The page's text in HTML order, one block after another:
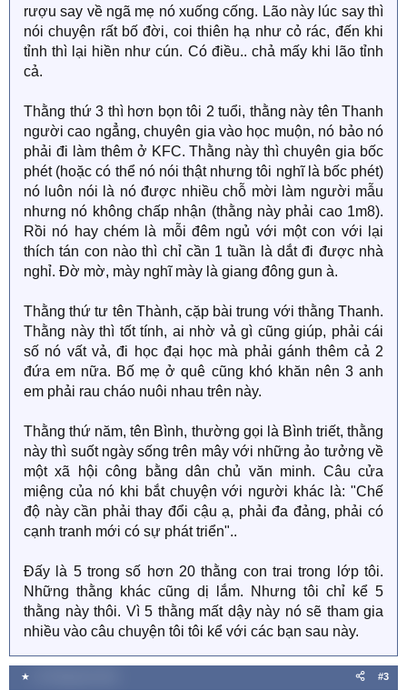
rượu say về ngã mẹ nó xuống cống. Lão này lúc say thì
nói chuyện rất bố đời, coi thiên hạ như cỏ rác, đến khi
tỉnh thì lại hiền như cún. Có điều.. chả mấy khi lão tỉnh
cả.
Thằng thứ 3 thì hơn bọn tôi 2 tuổi, thằng này tên Thanh
người cao ngẳng, chuyên gia vào học muộn, nó bảo nó
phải đi làm thêm ở KFC. Thằng này thì chuyên gia bốc
phét (hoặc có thể nó nói thật nhưng tôi nghĩ là bốc phét)
nó luôn nói là nó được nhiều chỗ mời làm người mẫu
nhưng nó không chấp nhận (thằng này phải cao 1m8).
Rồi nó hay chém là mỗi đêm ngủ với một con với lại
thích tán con nào thì chỉ cần 1 tuần là dắt đi được nhà
nghỉ. Đờ mờ, mày nghĩ mày là giang đông gun à.
Thằng thứ tư tên Thành, cặp bài trung với thằng Thanh.
Thằng này thì tốt tính, ai nhờ vả gì cũng giúp, phải cái
số nó vất vả, đi học đại học mà phải gánh thêm cả 2
đứa em nữa. Bố mẹ ở quê cũng khó khăn nên 3 anh
em phải rau cháo nuôi nhau trên này.
Thằng thứ năm, tên Bình, thường gọi là Bình triết, thằng
này thì suốt ngày sống trên mây với những ảo tưởng về
một xã hội công bằng dân chủ văn minh. Câu cửa
miệng của nó khi bắt chuyện với người khác là: "Chế
độ này cần phải thay đổi cậu ạ, phải đa đảng, phải có
cạnh tranh mới có sự phát triển"..
Đấy là 5 trong số hơn 20 thằng con trai trong lớp tôi.
Những thằng khác cũng dị lắm. Nhưng tôi chỉ kể 5
thằng này thôi. Vì 5 thằng mất dậy này nó sẽ tham gia
nhiều vào câu chuyện tôi tôi kể với các bạn sau này.
★ #3